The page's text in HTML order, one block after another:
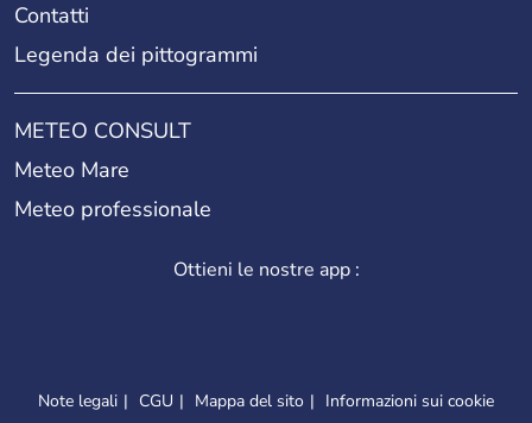
Contatti
Legenda dei pittogrammi
METEO CONSULT
Meteo Mare
Meteo professionale
Ottieni le nostre app :
Note legali CGU Mappa del sito Informazioni sui cookie